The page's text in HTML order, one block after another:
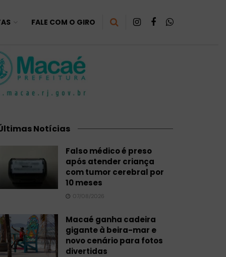
FALE COM O GIRO
Notícias
Falso médico é preso
após atender criança
com tumor cerebral por
10 meses
07/08/2026
Macaé ganha cadeira
gigante à beira-mar e
novo cenário para fotos
divertidas